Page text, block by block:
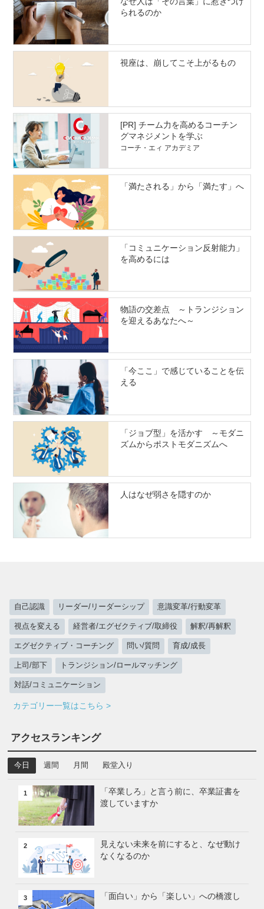
られるのか
視座は、崩してこそ上がるもの
[PR] チーム力を高めるコーチン
グマネジメントを学ぶ
コーチ・エィ アカデミア
「満たされる」から「満たす」へ
「コミュニケーション反射能力」
を高めるには
物語の交差点 ～トランジション
を迎えるあなたへ～
「今ここ」で感じていることを伝
える
「ジョブ型」を活かす ～モダニ
ズムからポストモダニズムへ
人はなぜ弱さを隠すのか
自己認識 リーダー/リーダーシップ 意識変革/行動変革
視点を変える 経営者/エグゼクティブ/取締役 解釈/再解釈
エグゼクティブ・コーチング 問い/質問 育成/成長
上司/部下 トランジション/ロールマッチング
対話/コミュニケーション
カテゴリー一覧はこちら >
アクセスランキング
今日 週間 月間 殿堂入り
1
「卒業しろ」と言う前に、卒業証書を
渡していますか
2
見えない未来を前にすると、なぜ動け
なくなるのか
3 「面白い」から「楽しい」への橋渡し